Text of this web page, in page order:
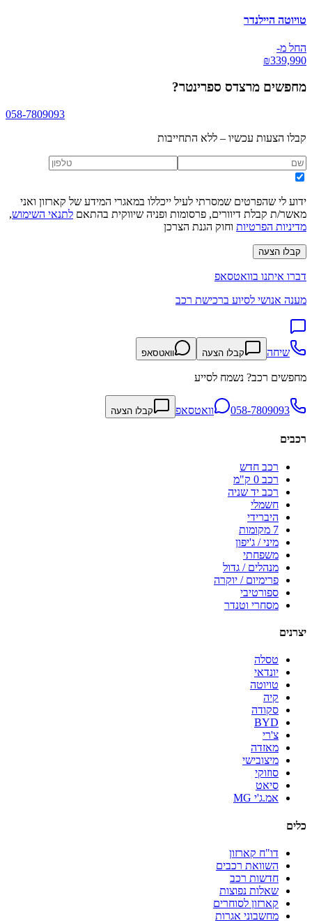
טויוטה היילנדר
החל מ-
₪339,990
מחפשים מרצדס ספרינטר?
058-7809093
קבלו הצעות עכשיו – ללא התחייבות
ידוע לי שהפרטים שמסרתי לעיל ייכללו במאגרי המידע של קארזון ואני
מאשר/ת קבלת דיוורים, פרסומות ופניה שיווקית בהתאם לתנאי השימוש,
מדיניות הפרטיות וחוק הגנת הצרכן
קבלו הצעה
דברו איתנו בוואטסאפ
מענה אנושי לסיוע ברכישת רכב
שיחה קבלו הצעה וואטסאפ
מחפשים רכב? נשמח לסייע
058-7809093 וואטסאפ קבלו הצעה
רכבים
רכב חדש
רכב 0 ק"מ
רכב יד שניה
חשמלי
היברידי
7 מקומות
מיני / ג'יפון
משפחתי
מנהלים / גדול
פרימיום / יוקרה
ספורטיבי
מסחרי וטנדר
יצרנים
טסלה
יונדאי
טויוטה
קיה
סקודה
BYD
צ'רי
מאזדה
מיצובישי
סוזוקי
סיאט
אמ.ג'י MG
כלים
דו"ח קארזון
השוואת רכבים
חדשות רכב
שאלות נפוצות
קארזון לסוחרים
מחשבוני אגרות